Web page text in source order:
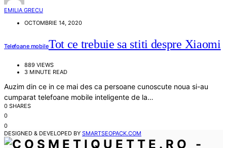
EMILIA GRECU
OCTOMBRIE 14, 2020
Telefoane mobileTot ce trebuie sa stiti despre Xiaomi
889 VIEWS
3 MINUTE READ
Auzim din ce in ce mai des ca persoane cunoscute noua si-au
cumparat telefoane mobile inteligente de la…
0 SHARES
0
0
DESIGNED & DEVELOPED BY SMARTSEOPACK.COM